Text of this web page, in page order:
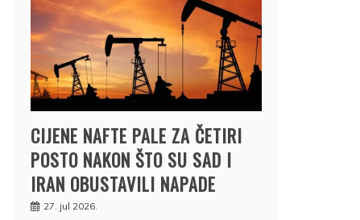
CIJENE NAFTE PALE ZA ČETIRI
POSTO NAKON ŠTO SU SAD I
IRAN OBUSTAVILI NAPADE
27. jul 2026.